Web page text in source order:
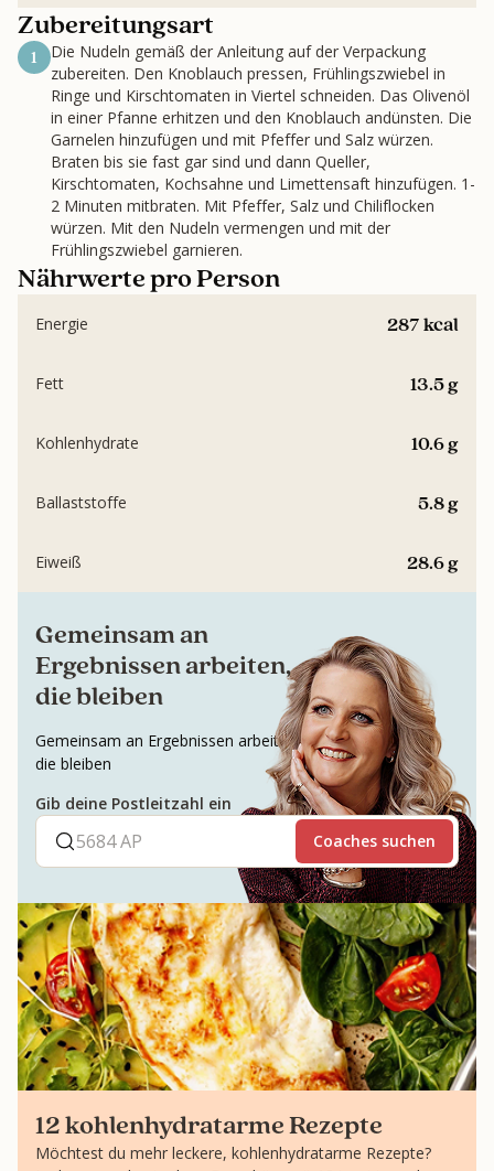
Zubereitungsart
1
Die Nudeln gemäß der Anleitung auf der Verpackung
zubereiten. Den Knoblauch pressen, Frühlingszwiebel in
Ringe und Kirschtomaten in Viertel schneiden. Das Olivenöl
in einer Pfanne erhitzen und den Knoblauch andünsten. Die
Garnelen hinzufügen und mit Pfeffer und Salz würzen.
Braten bis sie fast gar sind und dann Queller,
Kirschtomaten, Kochsahne und Limettensaft hinzufügen. 1-
2 Minuten mitbraten. Mit Pfeffer, Salz und Chiliflocken
würzen. Mit den Nudeln vermengen und mit der
Frühlingszwiebel garnieren.
Nährwerte pro Person
287 kcal
Energie
13.5 g
Fett
10.6 g
Kohlenhydrate
5.8 g
Ballaststoffe
28.6 g
Eiweiß
Gemeinsam an
Ergebnissen arbeiten,
die bleiben
Gemeinsam an Ergebnissen arbeiten,
die bleiben
Gib deine Postleitzahl ein
Coaches suchen
12 kohlenhydratarme Rezepte
Möchtest du mehr leckere, kohlenhydratarme Rezepte?